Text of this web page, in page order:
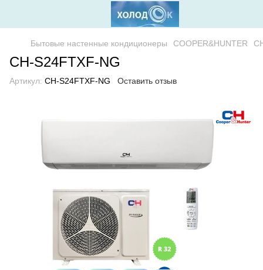
Бытовые настенные кондиционеры COOPER&HUNTER
CH-S24FTXF-NG
Артикул: CH-S24FTXF-NG Оставить отзыв